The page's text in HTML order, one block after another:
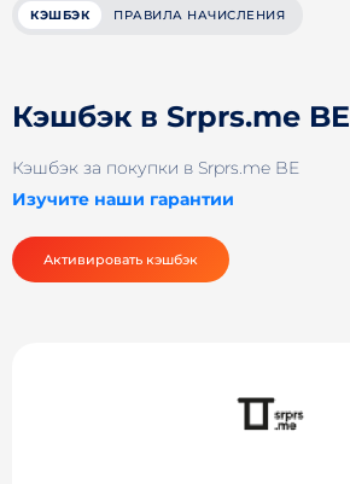
КЭШБЭК ПРАВИЛА НАЧИСЛЕНИЯ
Кэшбэк в Srprs.me BE
Кэшбэк за покупки в Srprs.me BE
Изучите наши гарантии
Активировать кэшбэк